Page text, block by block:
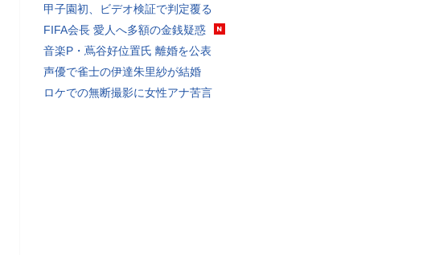
甲子園初、ビデオ検証で判定覆る
FIFA会長 愛人へ多額の金銭疑惑
音楽P・蔦谷好位置氏 離婚を公表
声優で雀士の伊達朱里紗が結婚
ロケでの無断撮影に女性アナ苦言